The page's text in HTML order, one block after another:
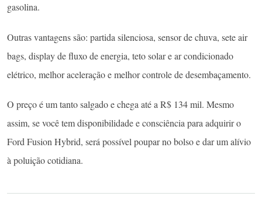
gasolina.
Outras vantagens são: partida silenciosa, sensor de chuva, sete air
bags, display de fluxo de energia, teto solar e ar condicionado
elétrico, melhor aceleração e melhor controle de desembaçamento.
O preço é um tanto salgado e chega até a R$ 134 mil. Mesmo
assim, se você tem disponibilidade e consciência para adquirir o
Ford Fusion Hybrid, será possível poupar no bolso e dar um alívio
à poluição cotidiana.